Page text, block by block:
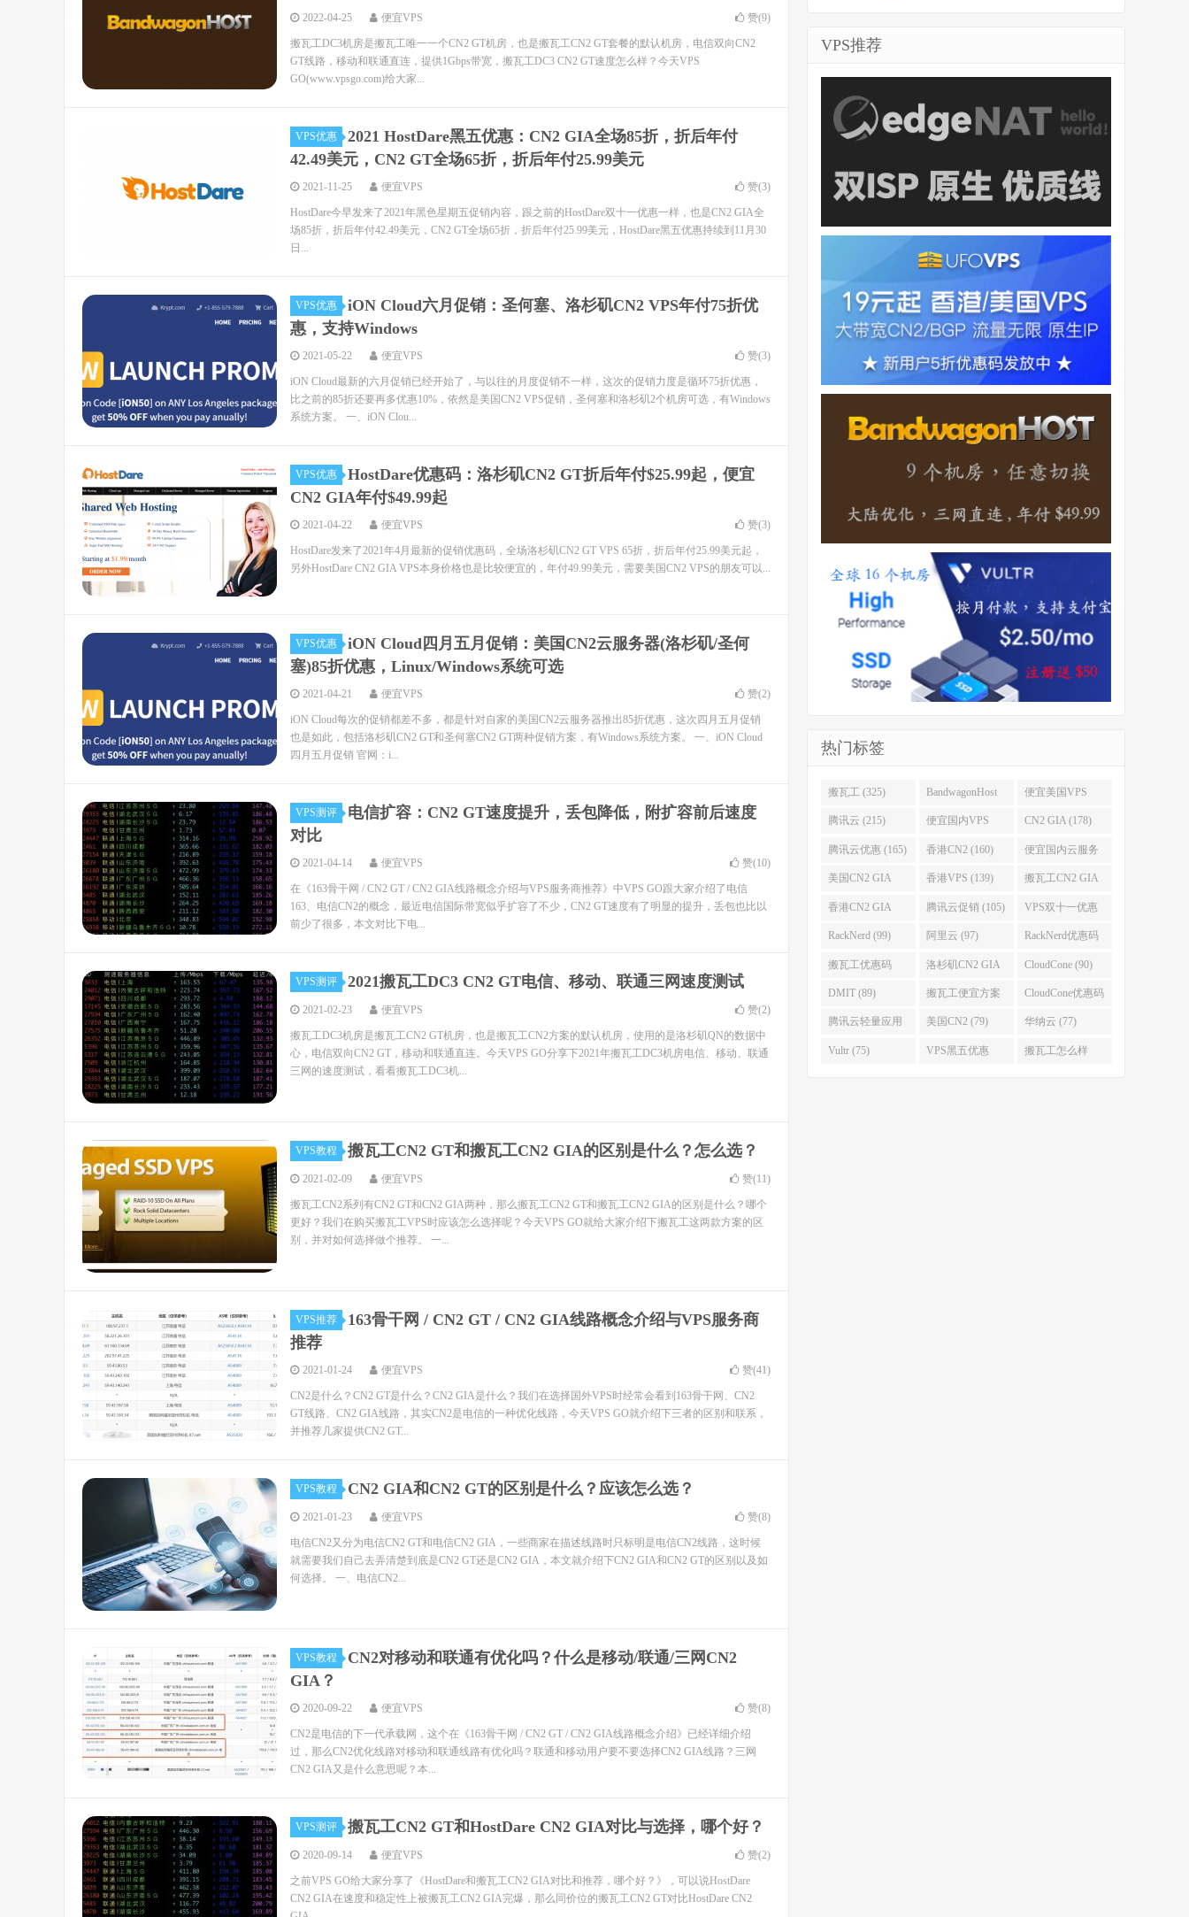
2022-04-25 便宜VPS 赞(9)
搬瓦工DC3机房是搬瓦工唯一一个CN2 GT机房，也是搬瓦工CN2 GT套餐的默认机房，电信双向CN2
GT线路，移动和联通直连，提供1Gbps带宽，搬瓦工DC3 CN2 GT速度怎么样？今天VPS
GO(www.vpsgo.com)给大家...
VPS优惠
2021 HostDare黑五优惠：CN2 GIA全场85折，折后年付
42.49美元，CN2 GT全场65折，折后年付25.99美元
2021-11-25 便宜VPS 赞(3)
HostDare今早发来了2021年黑色星期五促销内容，跟之前的HostDare双十一优惠一样，也是CN2 GIA全
场85折，折后年付42.49美元，CN2 GT全场65折，折后年付25.99美元，HostDare黑五优惠持续到11月30
日...
VPS优惠
iON Cloud六月促销：圣何塞、洛杉矶CN2 VPS年付75折优
惠，支持Windows
2021-05-22 便宜VPS 赞(3)
iON Cloud最新的六月促销已经开始了，与以往的月度促销不一样，这次的促销力度是循环75折优惠，
比之前的85折还要再多优惠10%，依然是美国CN2 VPS促销，圣何塞和洛杉矶2个机房可选，有Windows
系统方案。 一、iON Clou...
VPS优惠
HostDare优惠码：洛杉矶CN2 GT折后年付$25.99起，便宜
CN2 GIA年付$49.99起
2021-04-22 便宜VPS 赞(3)
HostDare发来了2021年4月最新的促销优惠码，全场洛杉矶CN2 GT VPS 65折，折后年付25.99美元起，
另外HostDare CN2 GIA VPS本身价格也是比较便宜的，年付49.99美元，需要美国CN2 VPS的朋友可以...
VPS优惠
iON Cloud四月五月促销：美国CN2云服务器(洛杉矶/圣何
塞)85折优惠，Linux/Windows系统可选
2021-04-21 便宜VPS 赞(2)
iON Cloud每次的促销都差不多，都是针对自家的美国CN2云服务器推出85折优惠，这次四月五月促销
也是如此，包括洛杉矶CN2 GT和圣何塞CN2 GT两种促销方案，有Windows系统方案。 一、iON Cloud
四月五月促销 官网：i...
VPS测评
电信扩容：CN2 GT速度提升，丢包降低，附扩容前后速度
对比
2021-04-14 便宜VPS 赞(10)
在《163骨干网 / CN2 GT / CN2 GIA线路概念介绍与VPS服务商推荐》中VPS GO跟大家介绍了电信
163、电信CN2的概念，最近电信国际带宽似乎扩容了不少，CN2 GT速度有了明显的提升，丢包也比以
前少了很多，本文对比下电...
VPS测评 2021搬瓦工DC3 CN2 GT电信、移动、联通三网速度测试
2021-02-23 便宜VPS 赞(2)
搬瓦工DC3机房是搬瓦工CN2 GT机房，也是搬瓦工CN2方案的默认机房，使用的是洛杉矶QN的数据中
心，电信双向CN2 GT，移动和联通直连。今天VPS GO分享下2021年搬瓦工DC3机房电信、移动、联通
三网的速度测试，看看搬瓦工DC3机...
VPS教程 搬瓦工CN2 GT和搬瓦工CN2 GIA的区别是什么？怎么选？
2021-02-09 便宜VPS 赞(11)
搬瓦工CN2系列有CN2 GT和CN2 GIA两种，那么搬瓦工CN2 GT和搬瓦工CN2 GIA的区别是什么？哪个
更好？我们在购买搬瓦工VPS时应该怎么选择呢？今天VPS GO就给大家介绍下搬瓦工这两款方案的区
别，并对如何选择做个推荐。 一...
VPS推荐
163骨干网 / CN2 GT / CN2 GIA线路概念介绍与VPS服务商
推荐
2021-01-24 便宜VPS 赞(41)
CN2是什么？CN2 GT是什么？CN2 GIA是什么？我们在选择国外VPS时经常会看到163骨干网、CN2
GT线路、CN2 GIA线路，其实CN2是电信的一种优化线路，今天VPS GO就介绍下三者的区别和联系，
并推荐几家提供CN2 GT...
VPS教程 CN2 GIA和CN2 GT的区别是什么？应该怎么选？
2021-01-23 便宜VPS 赞(8)
电信CN2又分为电信CN2 GT和电信CN2 GIA，一些商家在描述线路时只标明是电信CN2线路，这时候
就需要我们自己去弄清楚到底是CN2 GT还是CN2 GIA，本文就介绍下CN2 GIA和CN2 GT的区别以及如
何选择。 一、电信CN2...
VPS教程
CN2对移动和联通有优化吗？什么是移动/联通/三网CN2
GIA？
2020-09-22 便宜VPS 赞(8)
CN2是电信的下一代承载网，这个在《163骨干网 / CN2 GT / CN2 GIA线路概念介绍》已经详细介绍
过，那么CN2优化线路对移动和联通线路有优化吗？联通和移动用户要不要选择CN2 GIA线路？三网
CN2 GIA又是什么意思呢？本...
VPS测评 搬瓦工CN2 GT和HostDare CN2 GIA对比与选择，哪个好？
2020-09-14 便宜VPS 赞(2)
之前VPS GO给大家分享了《HostDare和搬瓦工CN2 GIA对比和推荐，哪个好？》，可以说HostDare
CN2 GIA在速度和稳定性上被搬瓦工CN2 GIA完爆，那么同价位的搬瓦工CN2 GT对比HostDare CN2
VPS推荐
热门标签
搬瓦工 (325) BandwagonHost
(223)
便宜美国VPS
(222)
腾讯云 (215) 便宜国内VPS
(184)
CN2 GIA (178)
腾讯云优惠 (165) 香港CN2 (160) 便宜国内云服务
器 (152)
美国CN2 GIA
(141)
香港VPS (139) 搬瓦工CN2 GIA
(118)
香港CN2 GIA
(111)
腾讯云促销 (105) VPS双十一优惠
(102)
RackNerd (99) 阿里云 (97) RackNerd优惠码
(93)
搬瓦工优惠码
(92)
洛杉矶CN2 GIA
(92)
CloudCone (90)
DMIT (89) 搬瓦工便宜方案
(86)
CloudCone优惠码
(82)
腾讯云轻量应用
服务器 (82)
美国CN2 (79) 华纳云 (77)
Vultr (75) VPS黑五优惠 搬瓦工怎么样